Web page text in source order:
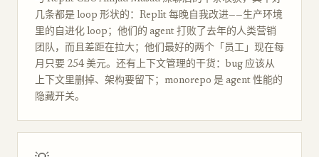
几条都是 loop 形状的：Replit 每晚自我改进——生产环境
里的自进化 loop；他们的 agent 打败了去年的人类营销
团队，而且差距在拉大；他们最好的两个「员工」现在每
月只要 254 美元。还有上下文管理的干货：bug 应该从
上下文里删掉、架构要留下；monorepo 是 agent 性能的
隐藏开关。